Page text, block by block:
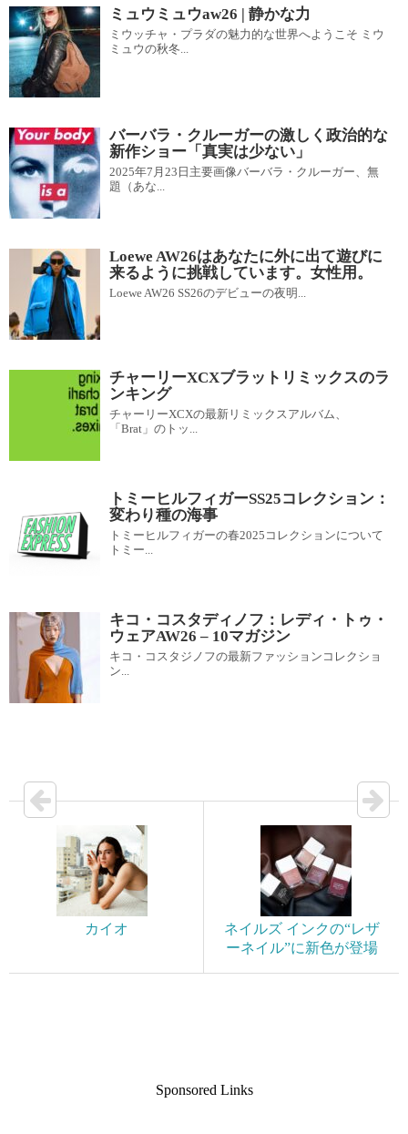
ミュウミュウaw26 | 静かな力
ミウッチャ・プラダの魅力的な世界へようこそ ミウ
ミュウの秋冬...
バーバラ・クルーガーの激しく政治的な
新作ショー「真実は少ない」
2025年7月23日主要画像バーバラ・クルーガー、無
題（あな...
Loewe AW26はあなたに外に出て遊びに
来るように挑戦しています。女性用。
Loewe AW26 SS26のデビューの夜明...
チャーリーXCXブラットリミックスのラ
ンキング
チャーリーXCXの最新リミックスアルバム、
「Brat」のトッ...
トミーヒルフィガーSS25コレクション：
変わり種の海事
トミーヒルフィガーの春2025コレクションについて
トミー...
キコ・コスタディノフ：レディ・トゥ・
ウェアAW26 – 10マガジン
キコ・コスタジノフの最新ファッションコレクショ
ン...
カイオ
ネイルズ インクの“レザ
ーネイル”に新色が登場
Sponsored Links